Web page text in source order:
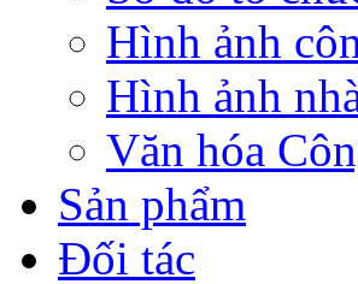
Hình ảnh
Hình ảnh
Văn hóa
Sản phẩm
Đối tác